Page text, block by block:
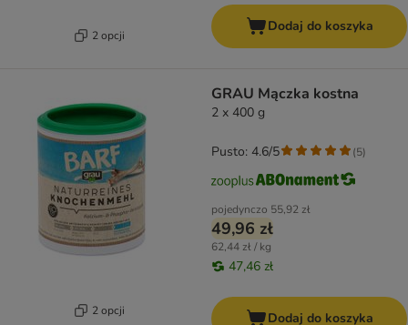
2 opcji
Dodaj do koszyka
2 opcji
GRAU Mączka kostna
2 x 400 g
pojedynczo 55,92 zł
49,96 zł
62,44 zł / kg
47,46 zł
Pusto: 4.6/5 (5)
Dodaj do koszyka